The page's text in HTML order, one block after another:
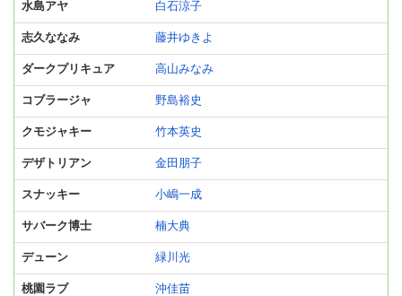
水島アヤ 白石涼子
志久ななみ 藤井ゆきよ
ダークプリキュア 高山みなみ
コブラージャ 野島裕史
クモジャキー 竹本英史
デザトリアン 金田朋子
スナッキー 小嶋一成
サバーク博士 楠大典
デューン 緑川光
桃園ラブ 沖佳苗